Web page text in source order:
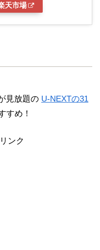
天市場
見放題の U-NEXTの31
すめ！
ンク